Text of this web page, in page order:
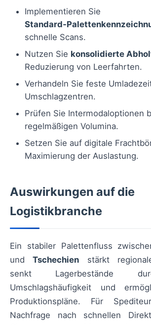
Implementieren Sie
schnelle Scans.
Nutzen Sie konsolidierte
Reduzierung von Leerfahrten.
Verhandeln Sie feste
Umschlagzentren.
Prüfen Sie Intermodaloptionen
regelmäßigen Volumina.
Setzen Sie auf digitale
Maximierung der Auslastung.
Auswirkungen auf die
Logistikbranche
Ein stabiler Palettenfluss
undTschechien stärkt
senkt Lagerbestände
Umschlagshäufigkeit und
Produktionspläne. Für
Nachfrage nach schnellen